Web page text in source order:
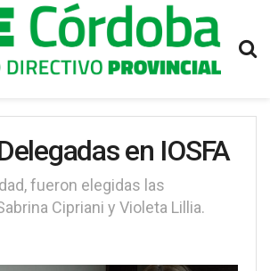
en IOSFA
fueron elegidas las
Cipriani y Violeta Lillia.